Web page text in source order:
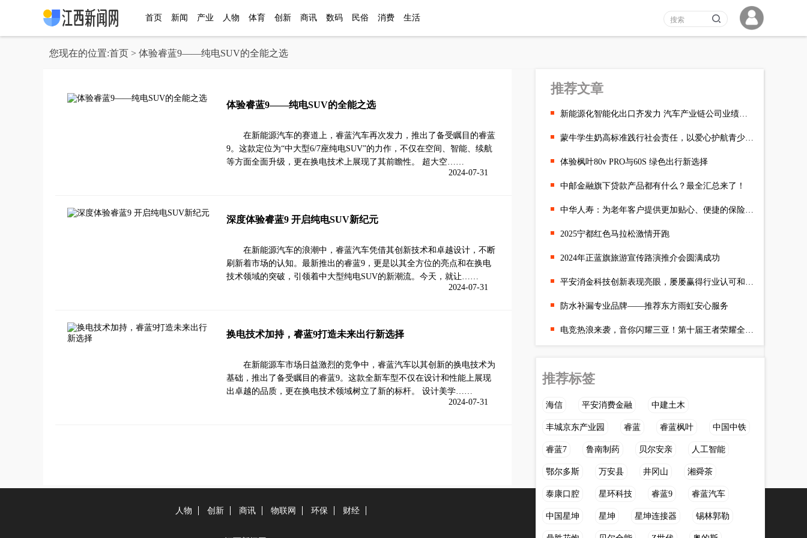
首页 新闻 产业 人物 体育 创新 商讯 数码 民俗 消费 生活
您现在的位置:首页 > 体验睿蓝9——纯电SUV的全能之选
体验睿蓝9——纯电SUV的全能之选
在新能源汽车的赛道上，睿蓝汽车再次发力，推出了备受瞩目的睿蓝
9。这款定位为“中大型6/7座纯电SUV”的力作，不仅在空间、智能、续航
等方面全面升级，更在换电技术上展现了其前瞻性。 超大空……
2024-07-31
深度体验睿蓝9 开启纯电SUV新纪元
在新能源汽车的浪潮中，睿蓝汽车凭借其创新技术和卓越设计，不断
刷新着市场的认知。最新推出的睿蓝9，更是以其全方位的亮点和在换电
技术领域的突破，引领着中大型纯电SUV的新潮流。今天，就让……
2024-07-31
换电技术加持，睿蓝9打造未来出行新选择
在新能源车市场日益激烈的竞争中，睿蓝汽车以其创新的换电技术为
基础，推出了备受瞩目的睿蓝9。这款全新车型不仅在设计和性能上展现
出卓越的品质，更在换电技术领域树立了新的标杆。 设计美学……
2024-07-31
推荐文章
新能源化智能化出口齐发力 汽车产业链公司业绩成色足
蒙牛学生奶高标准践行社会责任，以爱心护航青少年儿童健康成长
体验枫叶80v PRO与60S 绿色出行新选择
中邮金融旗下贷款产品都有什么？最全汇总来了！
中华人寿：为老年客户提供更加贴心、便捷的保险服务体验
2025宁都红色马拉松激情开跑
2024年正蓝旗旅游宣传路演推介会圆满成功
平安消金科技创新表现亮眼，屡屡赢得行业认可和肯定
防水补漏专业品牌——推荐东方雨虹安心服务
电竞热浪来袭，音你闪耀三亚！第十届王者荣耀全国大赛总决赛圆满
推荐标签
海信 平安消费金融 中建土木
丰城京东产业园 睿蓝 睿蓝枫叶 中国中铁
睿蓝7 鲁南制药 贝尔安亲 人工智能
鄂尔多斯 万安县 井冈山 湘舜茶
泰康口腔 星环科技 睿蓝9 睿蓝汽车
中国星坤 星坤 星坤连接器 锡林郭勒
人物 创新 商讯 物联网 环保 财经